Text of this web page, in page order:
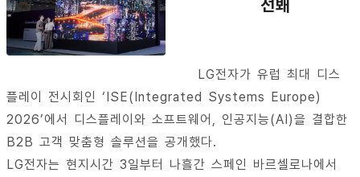
선봬
LG전자가 유럽 최대 디스
플레이 전시회인 ‘ISE(Integrated Systems Europe)
2026’에서 디스플레이와 소프트웨어, 인공지능(AI)을 결합한
B2B 고객 맞춤형 솔루션을 공개했다.
LG전자는 현지시간 3일부터 나흘간 스페인 바르셀로나에서